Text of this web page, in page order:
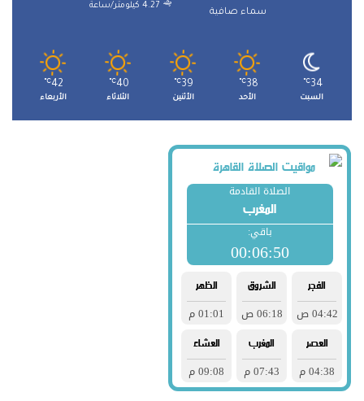
سماء صافية
4.27 كيلومتر/ساعة
34
℃
السبت
38
℃
الأحد
39
℃
الأثنين
40
℃
الثلاثاء
42
℃
الأربعاء